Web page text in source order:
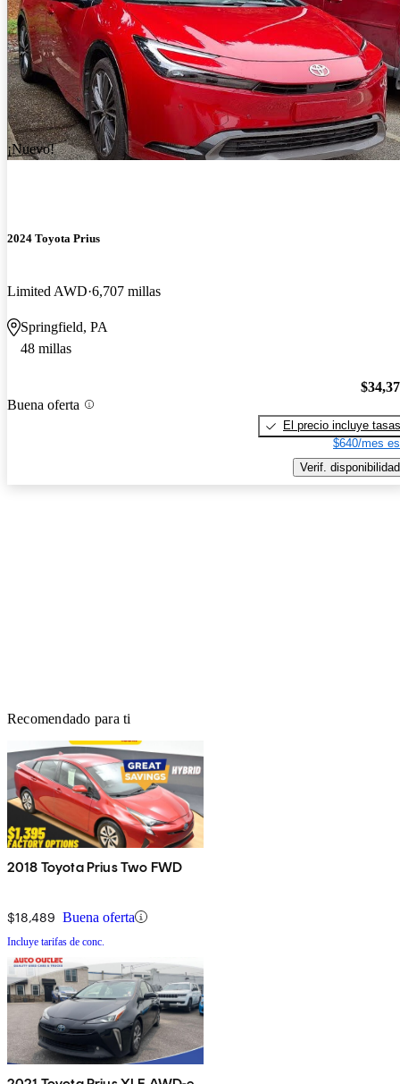
¡Nuevo!
2024 Toyota Prius
Limited AWD 6,707 millas
Springfield, PA
48 millas
Buena oferta
El precio incluye tasas
$640/mes
Verif. disponibilidad
Recomendado para ti
2018 Toyota Prius Two FWD
$18,489 Buena oferta
Incluye tarifas de conc.